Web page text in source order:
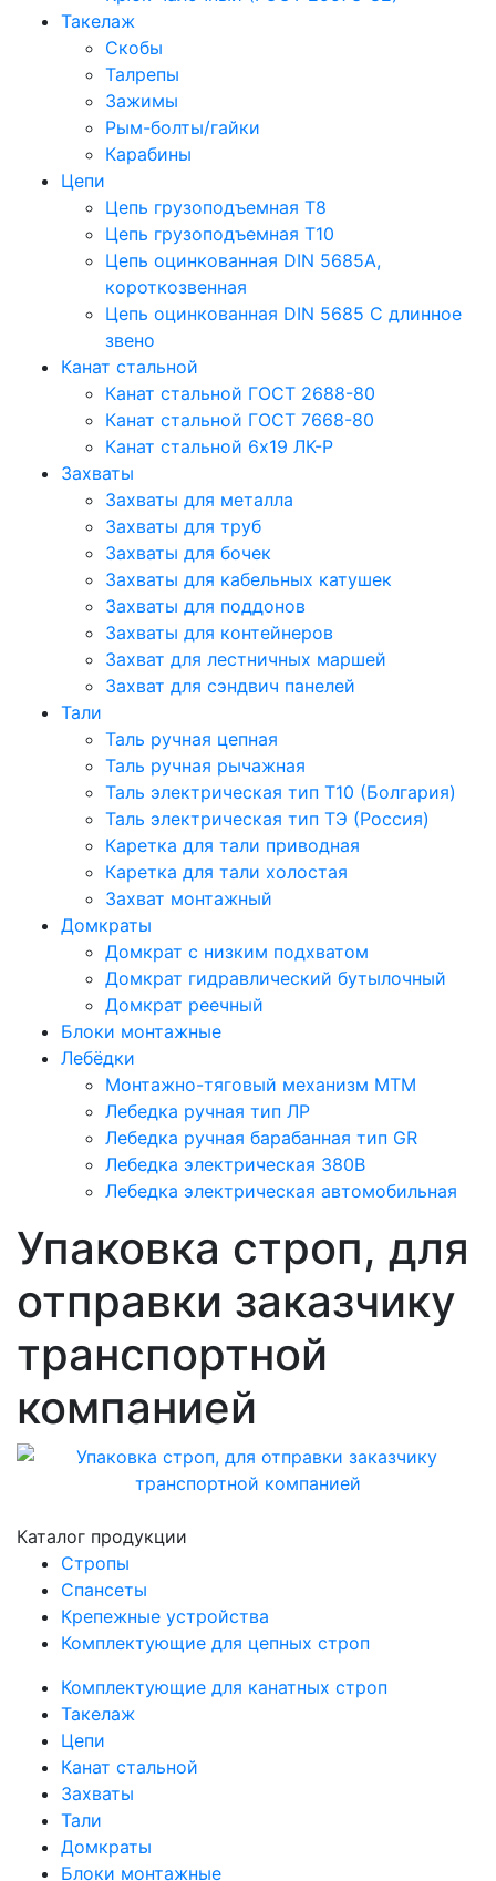
Такелаж
Скобы
Талрепы
Зажимы
Рым-болты/гайки
Карабины
Цепи
Цепь грузоподъемная Т8
Цепь грузоподъемная Т10
Цепь оцинкованная DIN 5685A,
короткозвенная
Цепь оцинкованная DIN 5685 С длинное
звено
Канат стальной
Канат стальной ГОСТ 2688-80
Канат стальной ГОСТ 7668-80
Канат стальной 6x19 ЛК-Р
Захваты
Захваты для металла
Захваты для труб
Захваты для бочек
Захваты для кабельных катушек
Захваты для поддонов
Захваты для контейнеров
Захват для лестничных маршей
Захват для сэндвич панелей
Тали
Таль ручная цепная
Таль ручная рычажная
Таль электрическая тип Т10 (Болгария)
Таль электрическая тип ТЭ (Россия)
Каретка для тали приводная
Каретка для тали холостая
Захват монтажный
Домкраты
Домкрат с низким подхватом
Домкрат гидравлический бутылочный
Домкрат реечный
Блоки монтажные
Лебёдки
Монтажно-тяговый механизм МТМ
Лебедка ручная тип ЛР
Лебедка ручная барабанная тип GR
Лебедка электрическая 380В
Лебедка электрическая автомобильная
Упаковка строп, для
отправки заказчику
транспортной
компанией
Каталог продукции
Стропы
Спансеты
Крепежные устройства
Комплектующие для цепных строп
Комплектующие для канатных строп
Такелаж
Цепи
Канат стальной
Захваты
Тали
Домкраты
Блоки монтажные